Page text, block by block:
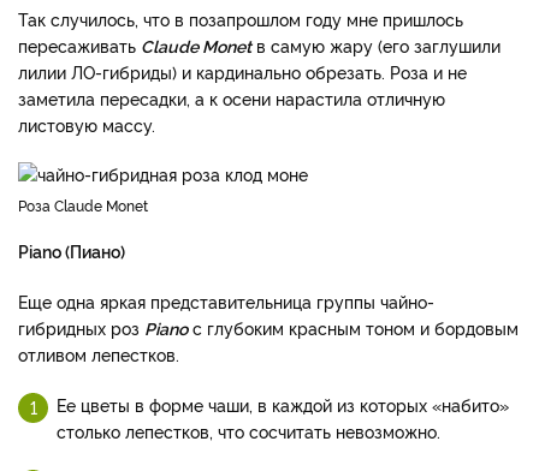
Так случилось, что в позапрошлом году мне пришлось
пересаживать Claude Monetв самую жару (его заглушили
лилии ЛО-гибриды) и кардинально обрезать. Роза и не
заметила пересадки, а к осени нарастила отличную
листовую массу.
Роза Claude Monet
Piano (Пиано)
Еще одна яркая представительница группы чайно-
гибридных роз Pianoс глубоким красным тоном и бордовым
отливом лепестков.
Ее цветы в форме чаши, в каждой из которых «набито»
столько лепестков, что сосчитать невозможно.